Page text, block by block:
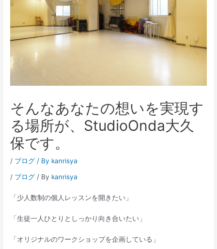
そんなあなたの想いを実現す
る場所が、StudioOnda大久
保です。
/ ブログ / By kanrisya
/ ブログ / By kanrisya
「少人数制の個人レッスンを開きたい」
「生徒一人ひとりとしっかり向き合いたい」
「オリジナルのワークショップを企画している」
ン